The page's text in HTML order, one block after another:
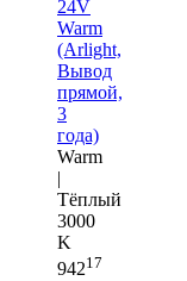
24V
Warm
(Arlight,
Вывод
прямой,
3
года)
Warm
|
Тёплый
3000
K
94217